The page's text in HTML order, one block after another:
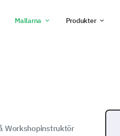
Mallarna Produkter
Workshopinstruktör